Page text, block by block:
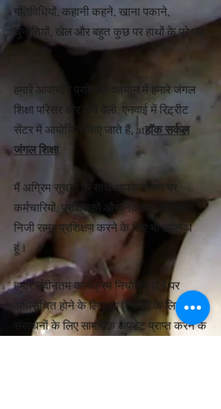
गतिविधियों, कहानी कहने, खाना पकाने,
चुनौतियों, खेल और बहुत कुछ पर हाथों के पूरे छह
हमारे आवासीय प्रशिक्षण वर्तमान में हमारे जंगल
शिक्षा परिसर और चेरी वैली, एनवाई में रिट्रीट
सेंटर में आयोजित किए जाते हैं, atहॉक सर्कल
जंगल शिक्षा.
मैं अग्रिम सूचना के साथ आपके स्थान पर
कर्मचारियों, प्रशिक्षकों और निदेशकों के लिए
निजी समूह प्रशिक्षण करने के लिए भी उपलब्ध
हूं।
हमारे नवीनतम कार्यक्रम निर्धारित होने पर
अधिसूचित होने के लिए, या शिक्षकों के लिए हमारे
संसाधनों के लिए सामयिक अपडेट प्राप्त करने के